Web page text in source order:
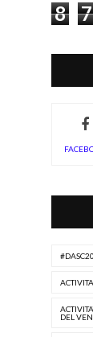
8 7
DEL